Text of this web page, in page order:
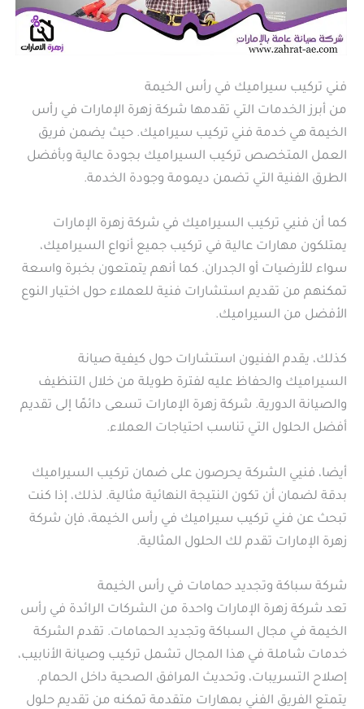
فني تركيب سيراميك في رأس الخيمة
من أبرز الخدمات التي تقدمها شركة زهرة الإمارات في رأس
الخيمة هي خدمة فني تركيب سيراميك. حيث يضمن فريق
العمل المتخصص تركيب السيراميك بجودة عالية وبأفضل
الطرق الفنية التي تضمن ديمومة وجودة الخدمة.
كما أن فنيي تركيب السيراميك في شركة زهرة الإمارات
يمتلكون مهارات عالية في تركيب جميع أنواع السيراميك،
سواء للأرضيات أو الجدران. كما أنهم يتمتعون بخبرة واسعة
تمكنهم من تقديم استشارات فنية للعملاء حول اختيار النوع
الأفضل من السيراميك.
كذلك، يقدم الفنيون استشارات حول كيفية صيانة
السيراميك والحفاظ عليه لفترة طويلة من خلال التنظيف
والصيانة الدورية. شركة زهرة الإمارات تسعى دائمًا إلى تقديم
أفضل الحلول التي تناسب احتياجات العملاء.
أيضا، فنيي الشركة يحرصون على ضمان تركيب السيراميك
بدقة لضمان أن تكون النتيجة النهائية مثالية. لذلك، إذا كنت
تبحث عن فني تركيب سيراميك في رأس الخيمة، فإن شركة
زهرة الإمارات تقدم لك الحلول المثالية.
شركة سباكة وتجديد حمامات في رأس الخيمة
تعد شركة زهرة الإمارات واحدة من الشركات الرائدة في رأس
الخيمة في مجال السباكة وتجديد الحمامات. تقدم الشركة
خدمات شاملة في هذا المجال تشمل تركيب وصيانة الأنابيب،
إصلاح التسريبات، وتحديث المرافق الصحية داخل الحمام.
يتمتع الفريق الفني بمهارات متقدمة تمكنه من تقديم حلول